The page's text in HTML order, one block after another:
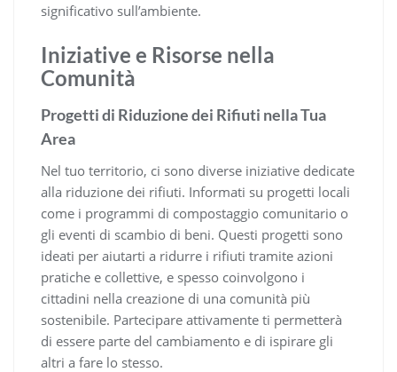
significativo sull’ambiente.
Iniziative e Risorse nella
Comunità
Progetti di Riduzione dei Rifiuti nella Tua
Area
Nel tuo territorio, ci sono diverse iniziative dedicate
alla riduzione dei rifiuti. Informati su progetti locali
come i programmi di compostaggio comunitario o
gli eventi di scambio di beni. Questi progetti sono
ideati per aiutarti a ridurre i rifiuti tramite azioni
pratiche e collettive, e spesso coinvolgono i
cittadini nella creazione di una comunità più
sostenibile. Partecipare attivamente ti permetterà
di essere parte del cambiamento e di ispirare gli
altri a fare lo stesso.